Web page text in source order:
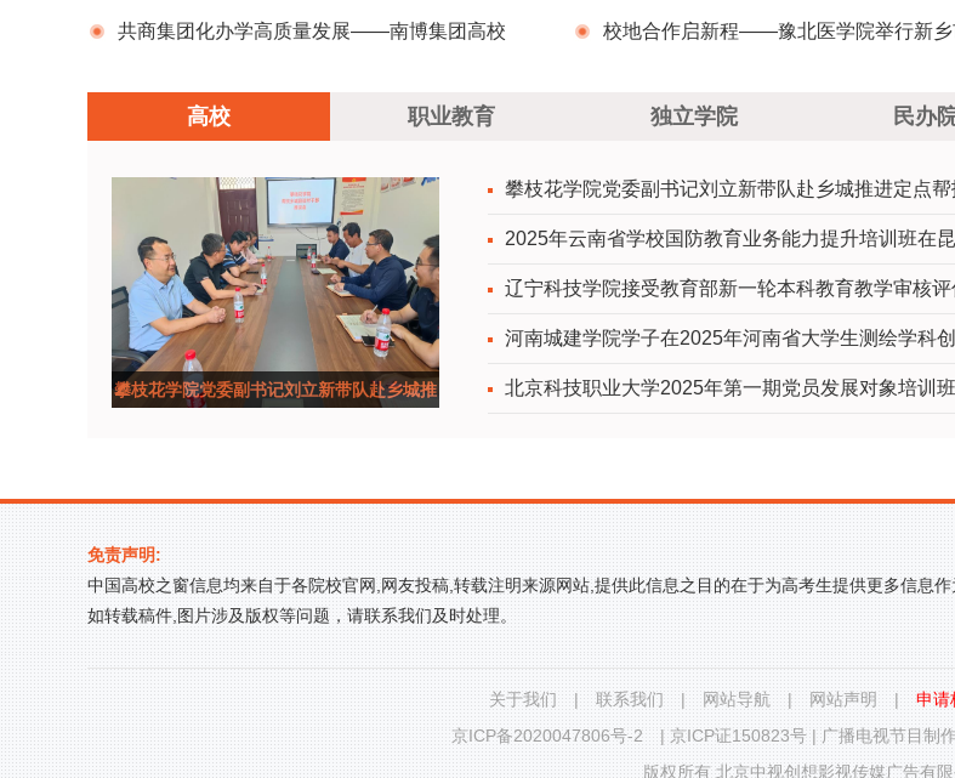
大会暨第一次全体会议在昆明理工大学召开
共商集团化办学高质量发展——南博集团高校
商贸职业学院召开
校地合作启新程——豫北医学院举行新乡
高校 职业教育 独立学院 民办
攀枝花学院党委副书记刘立新带队赴乡城推
攀枝花学院党委副书记刘立新带队赴乡城推进定点
2025年云南省学校国防教育业务能力提升培训班在
辽宁科技学院接受教育部新一轮本科教育教学审核评
河南城建学院学子在2025年河南省大学生测绘学科
北京科技职业大学2025年第一期党员发展对象培训
免责声明:
中国高校之窗信息均来自于各院校官网,网友投稿,转载注明来源网站,提供此信息之目的在于为高考生提供更多信息
如转载稿件,图片涉及版权等问题，请联系我们及时处理。
关于我们 | 联系我们 | 网站导航 | 网站声明 | 申请
京ICP备2020047806号-2
|京ICP证150823号|广播电视节目制
版权所有 北京中视创想影视传媒广告有限